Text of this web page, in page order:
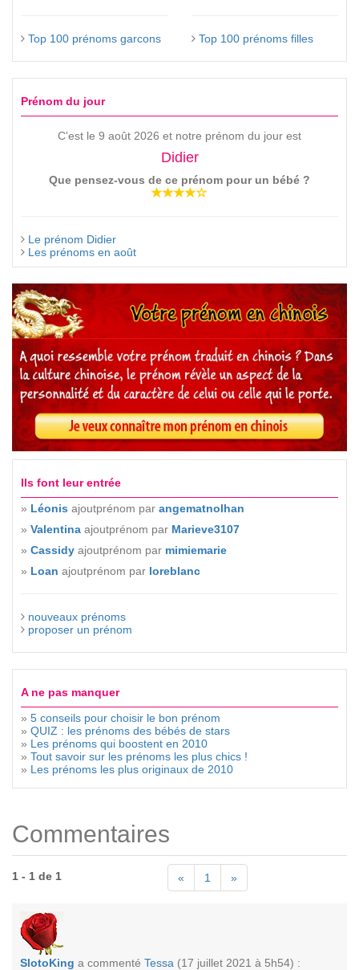
Top 100 prénoms garcons Top 100 prénoms filles
Prénom du jour
C'est le 9 août 2026 et notre prénom du jour est
Didier
Que pensez-vous de ce prénom pour un bébé ?
Le prénom Didier
Les prénoms en août
Ils font leur entrée
» Léonis ajoutprénom par angematnolhan
» Valentina ajoutprénom par Marieve3107
» Cassidy ajoutprénom par mimiemarie
» Loan ajoutprénom par loreblanc
nouveaux prénoms
proposer un prénom
A ne pas manquer
» 5 conseils pour choisir le bon prénom
» QUIZ : les prénoms des bébés de stars
» Les prénoms qui boostent en 2010
» Tout savoir sur les prénoms les plus chics !
» Les prénoms les plus originaux de 2010
Commentaires
1 - 1 de 1 « 1 »
SlotoKing a commenté Tessa (17 juillet 2021 à 5h54) :